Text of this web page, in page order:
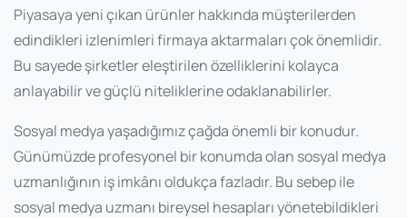
Piyasaya yeni çıkan ürünler hakkında müşterilerden
edindikleri izlenimleri firmaya aktarmaları çok önemlidir.
Bu sayede şirketler eleştirilen özelliklerini kolayca
anlayabilir ve güçlü niteliklerine odaklanabilirler.
Sosyal medya yaşadığımız çağda önemli bir konudur.
Günümüzde profesyonel bir konumda olan sosyal medya
uzmanlığının iş imkânı oldukça fazladır. Bu sebep ile
sosyal medya uzmanı bireysel hesapları yönetebildikleri